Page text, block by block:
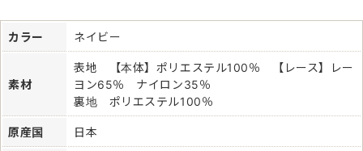
カラー ネイビー
素材
表地 【本体】ポリエステル100％ 【レース】レー
ヨン65％ ナイロン35％
裏地 ポリエステル100％
原産国 日本